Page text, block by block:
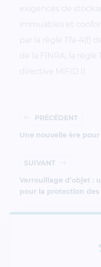
exigences de
immuables et
par la règle 17a-4(f)
de la FINRA, la règle
directive MiFID II.
PRÉCÉDENT
Une nouvelle ère
SUIVANT
Verrouillage d’objet :
pour la protection